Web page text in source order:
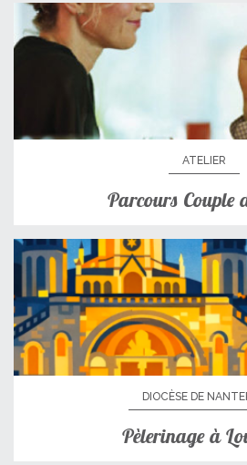
ATELIER
Parcours Couple
DIOCÈSE DE
Pèlerinage à